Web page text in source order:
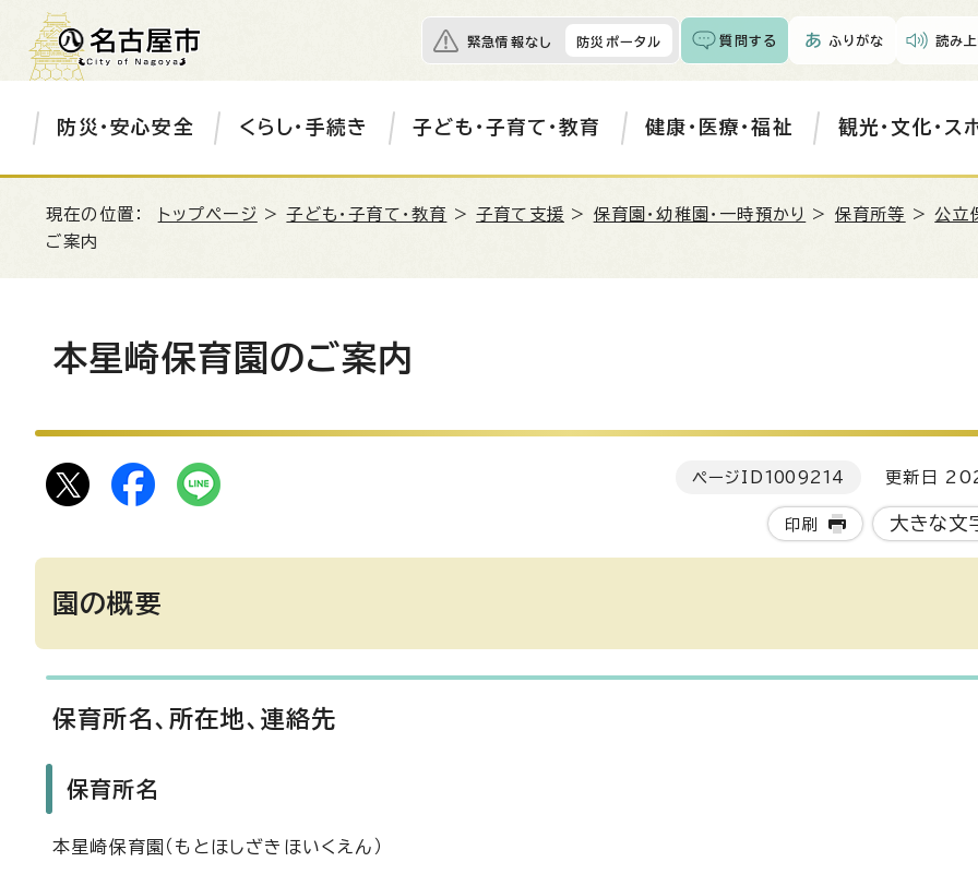
緊急情報なし 防災ポータル 質問する ふりがな 読み
防災・安心安全 くらし・手続き 子ども・子育て・教育 健康・医療・福祉 観光・文化・ス
現在の位置： トップページ >子ども・子育て・教育 >子育て支援 > 保育園・幼稚園・一時預かり > 保育所等 >公立
ご案内
本星崎保育園のご案内
ページID 1009214 更新日
印刷 大きな文
園の概要
保育所名、所在地、連絡先
保育所名
本星崎保育園（もとほしざきほいくえん）